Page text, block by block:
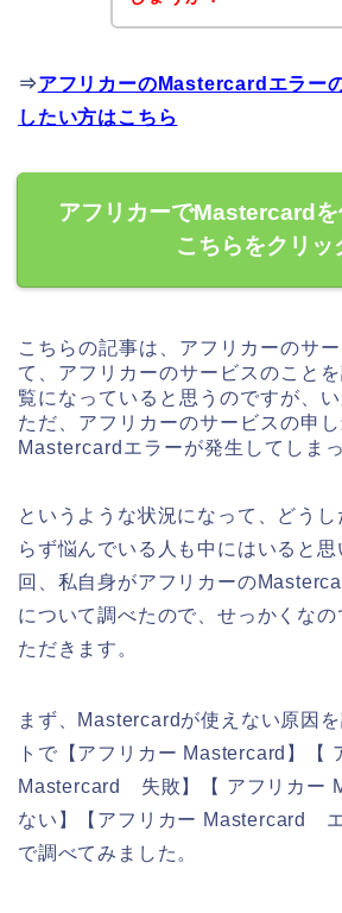
⇒アフリカーのMastercardエラー
したい方はこちら
アフリカーでMastercard
こちらをクリッ
こちらの記事は、アフリカーのサ
て、アフリカーのサービスのこと
覧になっていると思うのですが、
ただ、アフリカーのサービスの申
Mastercardエラーが発生してしまっ
というような状況になって、どう
らず悩んでいる人も中にはいると
回、私自身がアフリカーの
について調べたので、せっかくな
ただきます。
まず、Mastercardが使えない原因
トで【アフリカー Mastercard】【
Mastercard 失敗】【 アフリカー
ない】【アフリカー Mastercard
で調べてみました。